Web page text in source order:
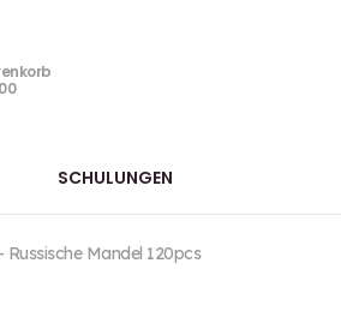
SCHULUNGEN
Russische Mandel 120pcs